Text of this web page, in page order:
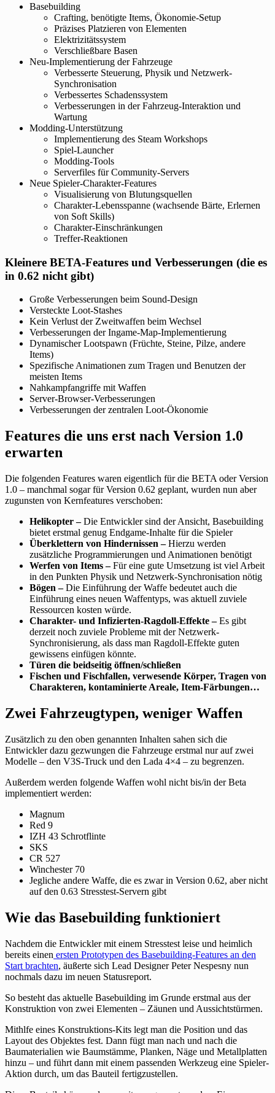
Basebuilding
Crafting, benötigte Items, Ökonomie-Setup
Präzises Platzieren von Elementen
Elektrizitätssystem
Verschließbare Basen
Neu-Implementierung der Fahrzeuge
Verbesserte Steuerung, Physik und Netzwerk-
Synchronisation
Verbessertes Schadenssystem
Verbesserungen in der Fahrzeug-Interaktion und
Wartung
Modding-Unterstützung
Implementierung des Steam Workshops
Spiel-Launcher
Modding-Tools
Serverfiles für Community-Servers
Neue Spieler-Charakter-Features
Visualisierung von Blutungsquellen
Charakter-Lebensspanne (wachsende Bärte, Erlernen
von Soft Skills)
Charakter-Einschränkungen
Treffer-Reaktionen
Kleinere BETA-Features und Verbesserungen (die es
in 0.62 nicht gibt)
Große Verbesserungen beim Sound-Design
Versteckte Loot-Stashes
Kein Verlust der Zweitwaffen beim Wechsel
Verbesserungen der Ingame-Map-Implementierung
Dynamischer Lootspawn (Früchte, Steine, Pilze, andere
Items)
Spezifische Animationen zum Tragen und Benutzen der
meisten Items
Nahkampfangriffe mit Waffen
Server-Browser-Verbesserungen
Verbesserungen der zentralen Loot-Ökonomie
Features die uns erst nach Version 1.0
erwarten
Die folgenden Features waren eigentlich für die BETA oder Version
1.0 – manchmal sogar für Version 0.62 geplant, wurden nun aber
zugunsten von Kernfeatures verschoben:
Helikopter –Die Entwickler sind der Ansicht, Basebuilding
bietet erstmal genug Endgame-Inhalte für die Spieler
Überklettern von Hindernissen –Hierzu werden
zusätzliche Programmierungen und Animationen benötigt
Werfen von Items –Für eine gute Umsetzung ist viel Arbeit
in den Punkten Physik und Netzwerk-Synchronisation nötig
Bögen –Die Einführung der Waffe bedeutet auch die
Einführung eines neuen Waffentyps, was aktuell zuviele
Ressourcen kosten würde.
Charakter- und Infizierten-Ragdoll-Effekte –Es gibt
derzeit noch zuviele Probleme mit der Netzwerk-
Synchronisierung, als dass man Ragdoll-Effekte guten
gewissens einfügen könnte.
Türen die beidseitig öffnen/schließen
Fischen und Fischfallen, verwesende Körper, Tragen von
Charakteren, kontaminierte Areale, Item-Färbungen…
Zwei Fahrzeugtypen, weniger Waffen
Zusätzlich zu den oben genannten Inhalten sahen sich die
Entwickler dazu gezwungen die Fahrzeuge erstmal nur auf zwei
Modelle – den V3S-Truck und den Lada 4×4 – zu begrenzen.
Außerdem werden folgende Waffen wohl nicht bis/in der Beta
implementiert werden:
Magnum
Red 9
IZH 43 Schrotflinte
SKS
CR 527
Winchester 70
Jegliche andere Waffe, die es zwar in Version 0.62, aber nicht
auf den 0.63 Stresstest-Servern gibt
Wie das Basebuilding funktioniert
Nachdem die Entwickler mit einem Stresstest leise und heimlich
bereits einen ersten Prototypen des Basebuilding-Features an den
Start brachten, äußerte sich Lead Designer Peter Nespesny nun
nochmals dazu im neuen Statusreport.
So besteht das aktuelle Basebuilding im Grunde erstmal aus der
Konstruktion von zwei Elementen – Zäunen und Aussichtstürmen.
Mithlfe eines Konstruktions-Kits legt man die Position und das
Layout des Objektes fest. Dann fügt man nach und nach die
Baumaterialien wie Baumstämme, Planken, Näge und Metallplatten
hinzu – und führt dann mit einem passenden Werkzeug eine Spieler-
Aktion durch, um das Bauteil fertigzustellen.